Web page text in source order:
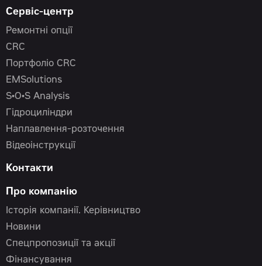
Сервіс-центр
Ремонтні опції
CRC
Портфоліо CRC
EMSolutions
S•O•S Analysis
Гідроциліндри
Наплавлення-розточення
Відеоінструкції
Контакти
Про компанію
Історія компанії. Керівництво
Новини
Спецпропозиції та акції
Фінансування